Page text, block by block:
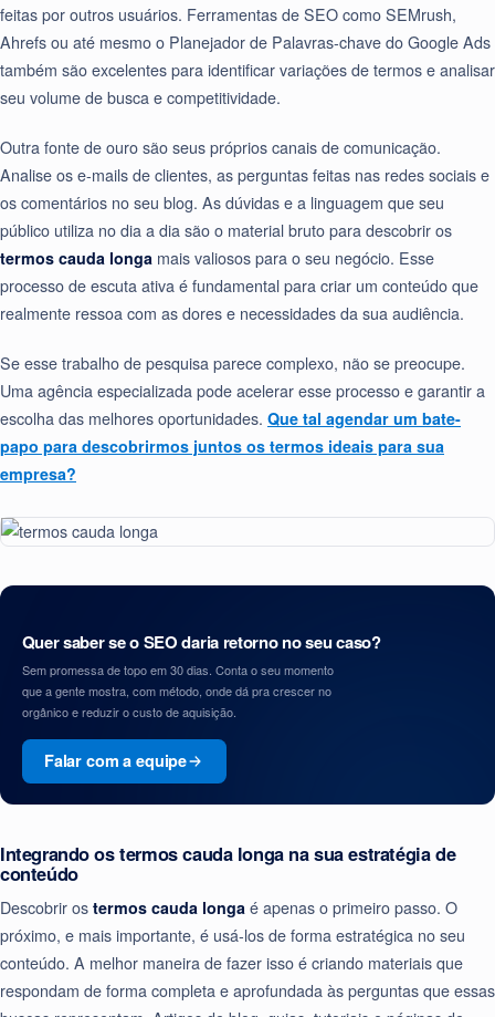
feitas por outros usuários. Ferramentas de SEO como SEMrush,
Ahrefs ou até mesmo o Planejador de Palavras-chave do Google Ads
também são excelentes para identificar variações de termos e analisar
seu volume de busca e competitividade.
Outra fonte de ouro são seus próprios canais de comunicação.
Analise os e-mails de clientes, as perguntas feitas nas redes sociais e
os comentários no seu blog. As dúvidas e a linguagem que seu
público utiliza no dia a dia são o material bruto para descobrir os
termos cauda longa mais valiosos para o seu negócio. Esse
processo de escuta ativa é fundamental para criar um conteúdo que
realmente ressoa com as dores e necessidades da sua audiência.
Se esse trabalho de pesquisa parece complexo, não se preocupe.
Uma agência especializada pode acelerar esse processo e garantir a
escolha das melhores oportunidades. Que tal agendar um bate-
papo para descobrirmos juntos os termos ideais para sua
empresa?
Quer saber se o SEO daria retorno no seu caso?
Sem promessa de topo em 30 dias. Conta o seu momento
que a gente mostra, com método, onde dá pra crescer no
orgânico e reduzir o custo de aquisição.
Falar com a equipe
Integrando os termos cauda longa na sua estratégia de
conteúdo
Descobrir os termos cauda longa é apenas o primeiro passo. O
próximo, e mais importante, é usá-los de forma estratégica no seu
conteúdo. A melhor maneira de fazer isso é criando materiais que
respondam de forma completa e aprofundada às perguntas que essas